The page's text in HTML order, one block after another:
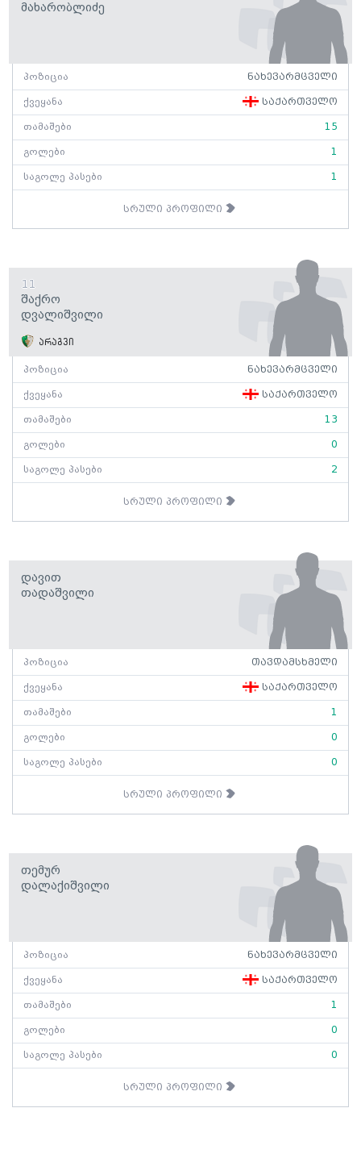
Მახარობლიძე
პოზიცია ნახევარმცველი
ქვეყანა საქართველო
თამაშები 15
გოლები 1
საგოლე პასები 1
სრული პროფილი
11
Შაქრო
Დვალიშვილი
არაგვი
პოზიცია ნახევარმცველი
ქვეყანა საქართველო
თამაშები 13
გოლები 0
საგოლე პასები 2
სრული პროფილი
Დავით
Თადაშვილი
პოზიცია თავდამსხმელი
ქვეყანა საქართველო
თამაშები 1
გოლები 0
საგოლე პასები 0
სრული პროფილი
Თემურ
Დალაქიშვილი
პოზიცია ნახევარმცველი
ქვეყანა საქართველო
თამაშები 1
გოლები 0
საგოლე პასები 0
სრული პროფილი